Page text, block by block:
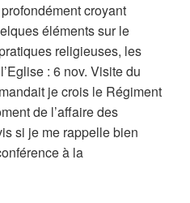
croyant
éléments sur le
religieuses, les
: 6 nov. Visite du
je crois le Régiment
de l’affaire des
si je me rappelle bien
à la